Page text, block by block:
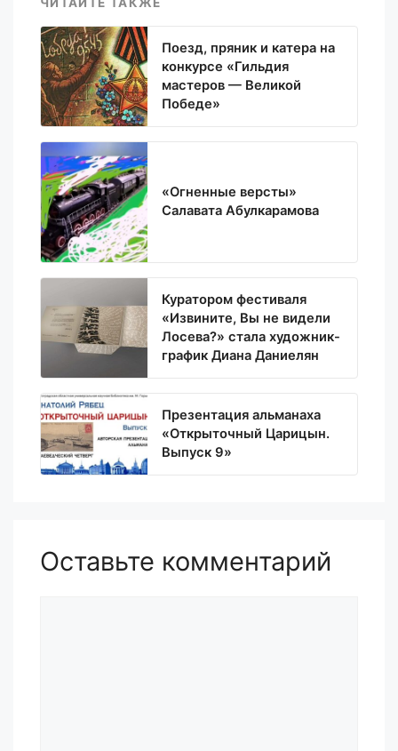
Поезд, пряник и катера на
конкурсе «Гильдия
мастеров — Великой
Победе»
«Огненные версты»
Салавата Абулкарамова
Куратором фестиваля
«Извините, Вы не видели
Лосева?» стала художник-
график Диана Даниелян
Презентация альманаха
«Открыточный Царицын.
Выпуск 9»
Оставьте комментарий